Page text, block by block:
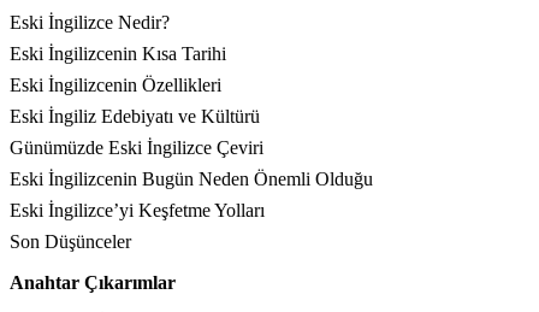
Eski İngilizce Nedir?
Eski İngilizcenin Kısa Tarihi
Eski İngilizcenin Özellikleri
Eski İngiliz Edebiyatı ve Kültürü
Günümüzde Eski İngilizce Çeviri
Eski İngilizcenin Bugün Neden Önemli Olduğu
Eski İngilizce’yi Keşfetme Yolları
Son Düşünceler
Anahtar Çıkarımlar